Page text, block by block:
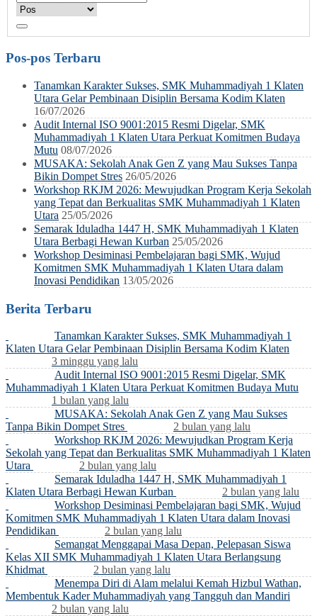
Pos-pos Terbaru
Tanamkan Karakter Sukses, SMK Muhammadiyah 1 Klaten
Utara Gelar Pembinaan Disiplin Bersama Kodim Klaten
16/07/2026
Audit Internal ISO 9001:2015 Resmi Digelar, SMK
Muhammadiyah 1 Klaten Utara Perkuat Komitmen Budaya
Mutu 08/07/2026
MUSAKA: Sekolah Anak Gen Z yang Mau Sukses Tanpa
Bikin Dompet Stres 26/05/2026
Workshop RKJM 2026: Mewujudkan Program Kerja Sekolah
yang Tepat dan Berkualitas SMK Muhammadiyah 1 Klaten
Utara 25/05/2026
Semarak Iduladha 1447 H, SMK Muhammadiyah 1 Klaten
Utara Berbagi Hewan Kurban 25/05/2026
Workshop Desiminasi Pembelajaran bagi SMK, Wujud
Komitmen SMK Muhammadiyah 1 Klaten Utara dalam
Inovasi Pendidikan 13/05/2026
Berita Terbaru
Tanamkan Karakter Sukses, SMK Muhammadiyah 1
Klaten Utara Gelar Pembinaan Disiplin Bersama Kodim Klaten
3 minggu yang lalu
Audit Internal ISO 9001:2015 Resmi Digelar, SMK
Muhammadiyah 1 Klaten Utara Perkuat Komitmen Budaya Mutu
1 bulan yang lalu
MUSAKA: Sekolah Anak Gen Z yang Mau Sukses
Tanpa Bikin Dompet Stres
2 bulan yang lalu
Workshop RKJM 2026: Mewujudkan Program Kerja
Sekolah yang Tepat dan Berkualitas SMK Muhammadiyah 1 Klaten
Utara
2 bulan yang lalu
Semarak Iduladha 1447 H, SMK Muhammadiyah 1
Klaten Utara Berbagi Hewan Kurban
2 bulan yang lalu
Workshop Desiminasi Pembelajaran bagi SMK, Wujud
Komitmen SMK Muhammadiyah 1 Klaten Utara dalam Inovasi
Pendidikan
2 bulan yang lalu
Semangat Menggapai Masa Depan, Pelepasan Siswa
Kelas XII SMK Muhammadiyah 1 Klaten Utara Berlangsung
Khidmat
2 bulan yang lalu
Menempa Diri di Alam melalui Kemah Hizbul Wathan,
Membentuk Kader Muhammadiyah yang Tangguh dan Mandiri
2 bulan yang lalu